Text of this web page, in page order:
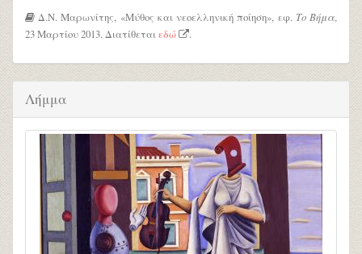
Δ.Ν. Μαρωνίτης, «Μύθος και νεοελληνική ποίηση», εφ. Το Βήμα,
23 Μαρτίου 2013. Διατίθεταιεδώ .
Λήμμα